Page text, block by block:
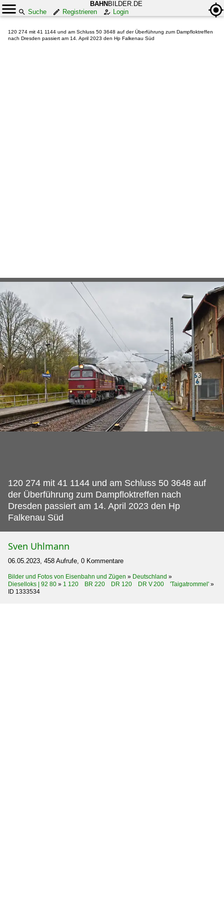
BAHN BILDER.DE
Suche
Registrieren Login
120 274 mit 41 1144 und am Schluss 50 3648 auf der Überführung zum Dampfloktreffen
nach Dresden passiert am 14. April 2023 den Hp Falkenau Süd
120 274 mit 41 1144 und am Schluss 50 3648 auf
der Überführung zum Dampfloktreffen nach
Dresden passiert am 14. April 2023 den Hp
Falkenau Süd
Sven Uhlmann
06.05.2023, 458 Aufrufe, 0 Kommentare
Bilder und Fotos von Eisenbahn und Zügen » Deutschland »
Dieselloks | 92 80 » 1 120 BR 220 DR 120 DR V 200 'Taigatrommel' »
ID 1333534